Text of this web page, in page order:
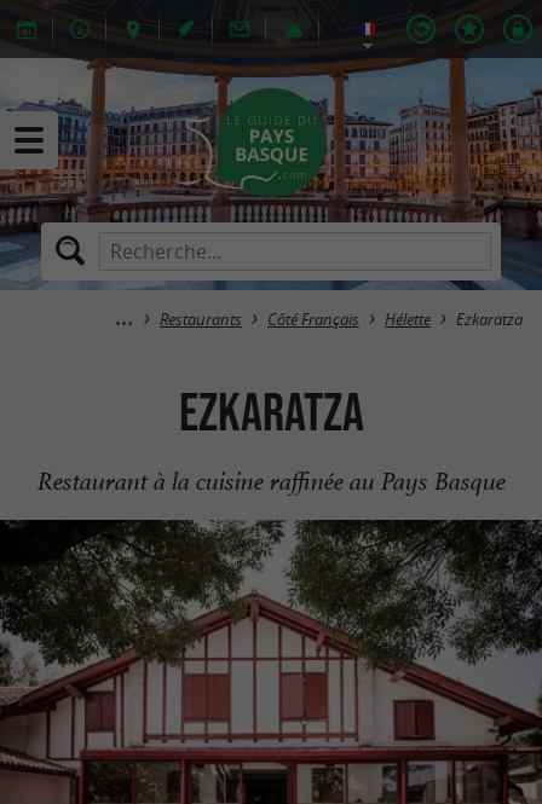
Restaurants Côté Français Hélette Ezkaratza
Ezkaratza
Restaurant à la cuisine raffinée au Pays Basque